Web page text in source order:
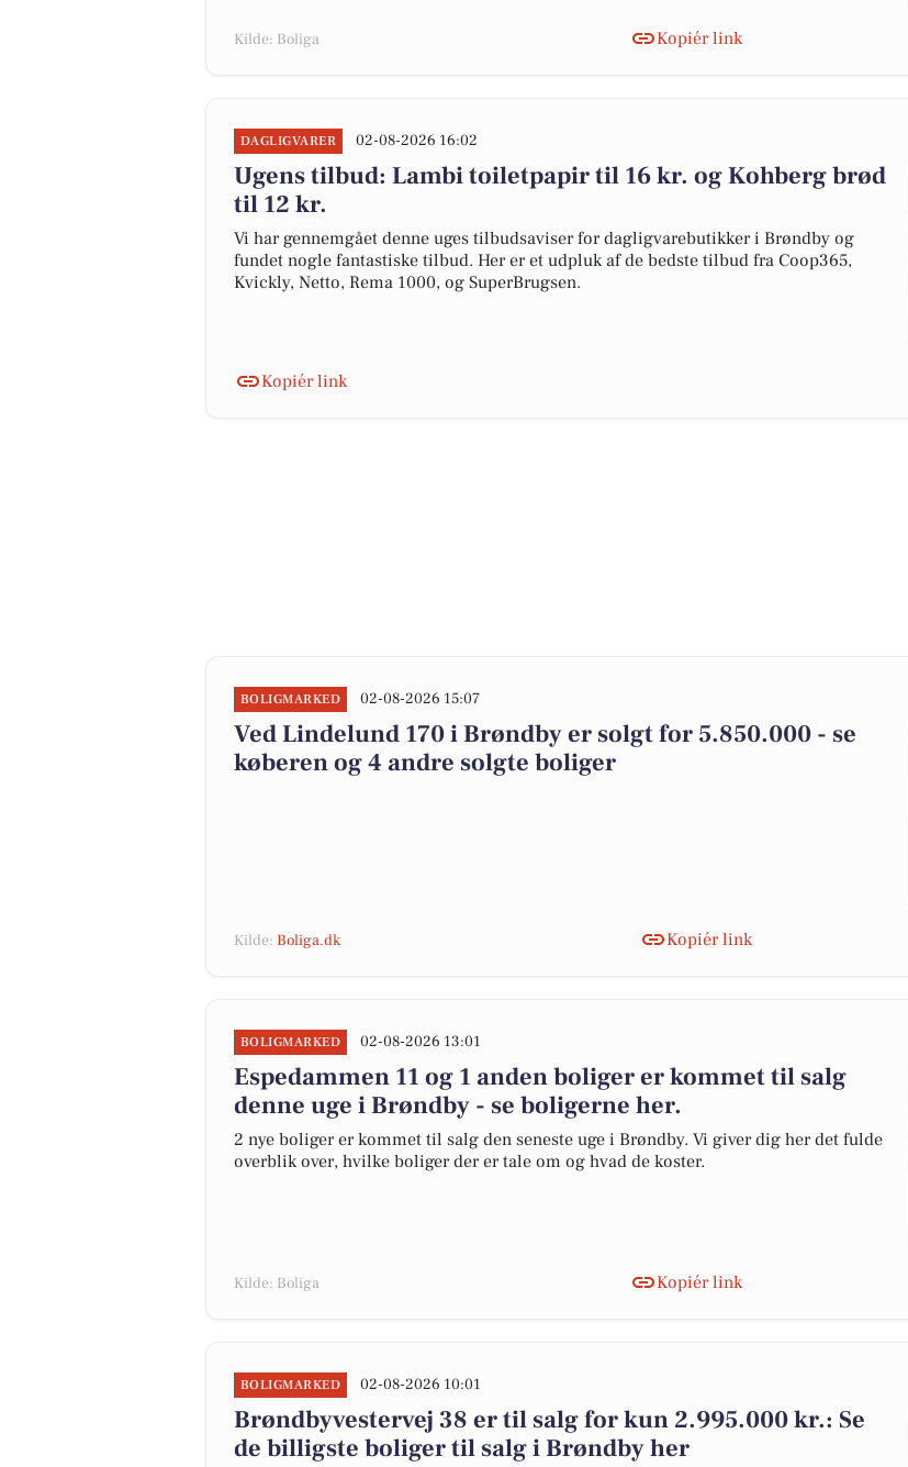
Kilde: Boliga Kopiér link
DAGLIGVARER 02-08-2026 16:02
Ugens tilbud: Lambi toiletpapir til 16 kr. og Kohberg brød
til 12 kr.
Vi har gennemgået denne uges tilbudsaviser for dagligvarebutikker i Brøndby og
fundet nogle fantastiske tilbud. Her er et udpluk af de bedste tilbud fra Coop365,
Kvickly, Netto, Rema 1000, og SuperBrugsen.
Kopiér link
BOLIGMARKED 02-08-2026 15:07
Ved Lindelund 170 i Brøndby er solgt for 5.850.000 - se
køberen og 4 andre solgte boliger
Kilde: Boliga.dk Kopiér link
BOLIGMARKED 02-08-2026 13:01
Espedammen 11 og 1 anden boliger er kommet til salg
denne uge i Brøndby - se boligerne her.
2 nye boliger er kommet til salg den seneste uge i Brøndby. Vi giver dig her det fulde
overblik over, hvilke boliger der er tale om og hvad de koster.
Kilde: Boliga Kopiér link
BOLIGMARKED 02-08-2026 10:01
Brøndbyvestervej 38 er til salg for kun 2.995.000 kr.: Se
de billigste boliger til salg i Brøndby her